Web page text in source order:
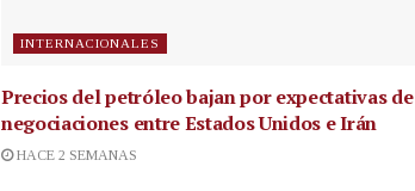
INTERNACIONALES
Precios del petróleo bajan por expectativas de
negociaciones entre Estados Unidos e Irán
HACE 2 SEMANAS